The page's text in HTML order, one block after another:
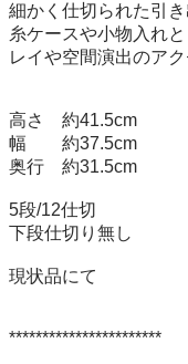
細かく仕切られた引
糸ケースや小物入れ
レイや空間演出のア
高さ　約41.5cm
幅　　約37.5cm
奥行　約31.5cm
5段/12仕切
下段仕切り無し
現状品にて
***********************